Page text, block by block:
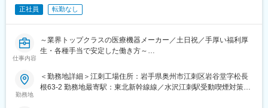
テンシャルの高く、「売れる商品」を保有しています。
<自動ねじ供給機＞
ねじを自動でラインに供給するための商品になります。本商品は
グローバルトップシェアを誇っております。
自動ねじ供給機は、国内外ともに販売網を拡大しております。
正社員 転勤なし
仕事内容
～業界トップクラスの医療機器メーカー／土日祝／手厚い福利厚
生・各種手当で安定した働き方～
■職務内容：
体外診断用医薬品及び医療機器の製造工場（奥州市）の製造管理
勤務地
＜勤務地詳細＞江刺工場住所：岩手県奥州市江刺区岩谷堂字松長
根63-2 勤務地最寄駅：東北新幹線線／水沢江刺駅受動喫煙対策：